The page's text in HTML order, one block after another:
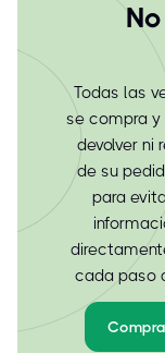
Todas las
se compra y
devolver ni
de su
para
cada paso